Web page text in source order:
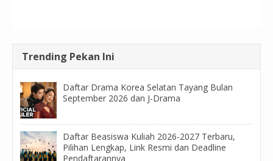
Trending Pekan Ini
Daftar Drama Korea Selatan Tayang Bulan
September 2026 dan J-Drama
Daftar Beasiswa Kuliah 2026-2027 Terbaru,
Pilihan Lengkap, Link Resmi dan Deadline
Pendaftarannya